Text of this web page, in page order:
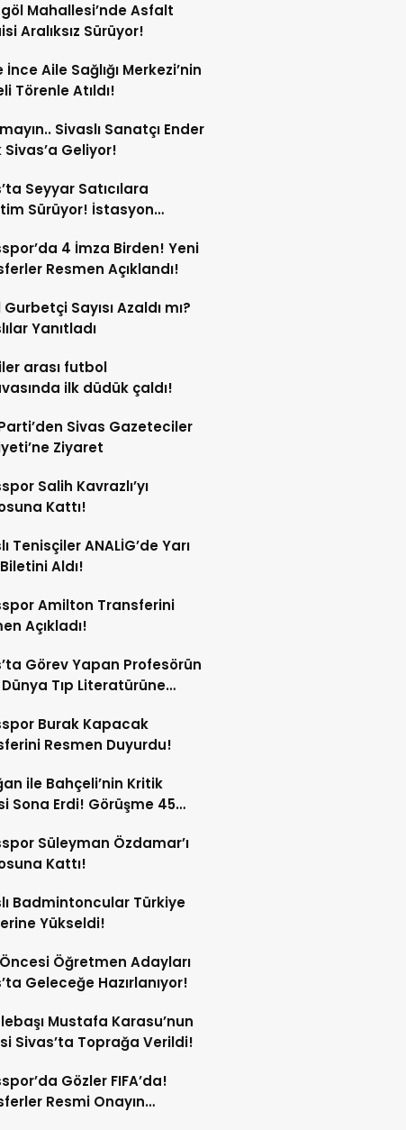
Mahallesi’nde Asfalt
Aralıksız Sürüyor!
İnce Aile Sağlığı Merkezi’nin
Törenle Atıldı!
Sivaslı Sanatçı Ender
Sivas’a Geliyor!
Seyyar Satıcılara
Sürüyor! İstasyon
4 İmza Birden! Yeni
Resmen Açıklandı!
Gurbetçi Sayısı Azaldı mı?
Yanıtladı
arası futbol
ilk düdük çaldı!
Sivas Gazeteciler
Ziyaret
Salih Kavrazlı’yı
Kattı!
Tenisçiler ANALİG’de Yarı
Aldı!
Amilton Transferini
Açıkladı!
Görev Yapan Profesörün
Tıp Literatürüne
Burak Kapacak
Resmen Duyurdu!
ile Bahçeli’nin Kritik
Sona Erdi! Görüşme 45
Süleyman Özdamar’ı
Kattı!
Badmintoncular Türkiye
Yükseldi!
Öğretmen Adayları
Geleceğe Hazırlanıyor!
Mustafa Karasu’nun
Sivas’ta Toprağa Verildi!
Gözler FIFA’da!
Resmi Onayın